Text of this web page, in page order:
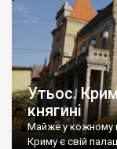
Утьос.
княгині
Майже у кожному
Криму є свій